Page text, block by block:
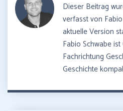
Dieser Beitrag
verfasst von
aktuelle Version
Fabio Schwabe
Fachrichtung
Geschichte